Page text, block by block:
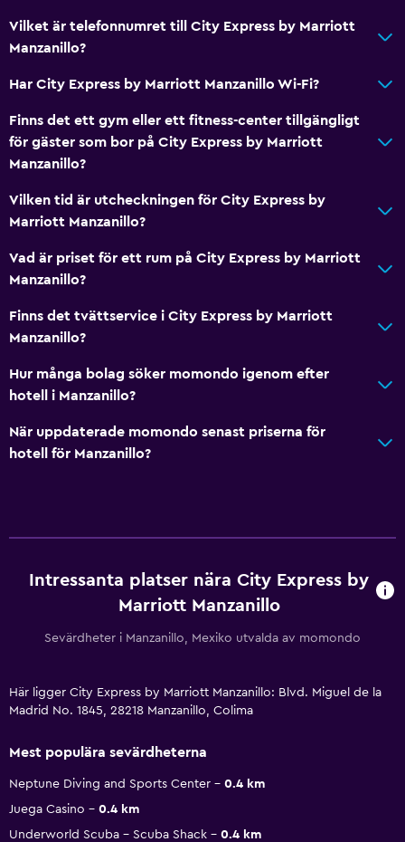
Vilket är telefonnumret till City Express by Marriott
Manzanillo?
Har City Express by Marriott Manzanillo Wi-Fi?
Finns det ett gym eller ett fitness-center tillgängligt
för gäster som bor på City Express by Marriott
Manzanillo?
Vilken tid är utcheckningen för City Express by
Marriott Manzanillo?
Vad är priset för ett rum på City Express by Marriott
Manzanillo?
Finns det tvättservice i City Express by Marriott
Manzanillo?
Hur många bolag söker momondo igenom efter
hotell i Manzanillo?
När uppdaterade momondo senast priserna för
hotell för Manzanillo?
Intressanta platser nära City Express by
Marriott Manzanillo
Sevärdheter i Manzanillo, Mexiko utvalda av momondo
Här ligger City Express by Marriott Manzanillo: Blvd. Miguel de la
Madrid No. 1845, 28218 Manzanillo, Colima
Mest populära sevärdheterna
Neptune Diving and Sports Center
0.4 km
Juega Casino
0.4 km
Underworld Scuba - Scuba Shack
0.4 km